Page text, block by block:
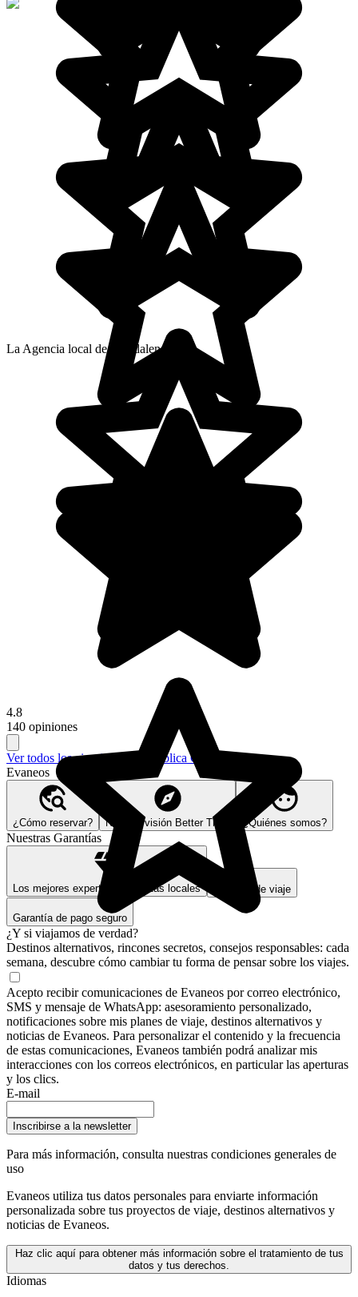
La Agencia local de Magdalena
4.8
140 opiniones
Ver todos los circuitos en República Checa (1)
Evaneos
¿Cómo reservar? Nuestra visión Better Trips ¿Quiénes somos?
Nuestras Garantías
Los mejores expertos y expertas locales Seguros de viaje
Garantía de pago seguro
¿Y si viajamos de verdad?
Destinos alternativos, rincones secretos, consejos responsables: cada
semana, descubre cómo cambiar tu forma de pensar sobre los viajes.
Acepto recibir comunicaciones de Evaneos por correo electrónico,
SMS y mensaje de WhatsApp: asesoramiento personalizado,
notificaciones sobre mis planes de viaje, destinos alternativos y
noticias de Evaneos. Para personalizar el contenido y la frecuencia
de estas comunicaciones, Evaneos también podrá analizar mis
interacciones con los correos electrónicos, en particular las aperturas
y los clics.
E-mail
Inscribirse a la newsletter
Para más información, consulta nuestras condiciones generales de
uso
Evaneos utiliza tus datos personales para enviarte información
personalizada sobre tus proyectos de viaje, destinos alternativos y
noticias de Evaneos.
Haz clic aquí para obtener más información sobre el tratamiento de tus
datos y tus derechos.
Idiomas